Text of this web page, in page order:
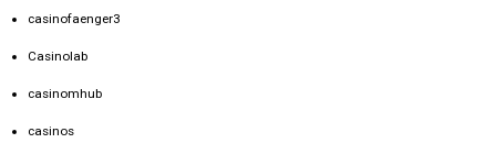
casinofaenger3
Casinolab
casinomhub
casinos